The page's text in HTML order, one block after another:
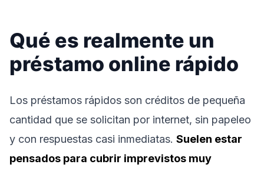
Qué es realmente un
préstamo online rápido
Los préstamos rápidos son créditos de pequeña
cantidad que se solicitan por internet, sin papeleo
y con respuestas casi inmediatas. Suelen estar
pensados para cubrir imprevistos muy